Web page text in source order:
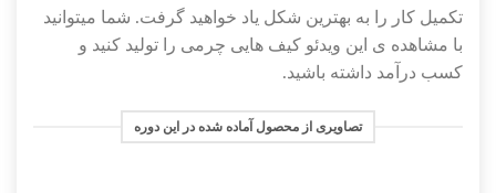
تکمیل کار را به بهترین شکل یاد خواهید گرفت. شما میتوانید
با مشاهده ی این ویدئو کیف هایی چرمی را تولید کنید و
کسب درآمد داشته باشید.
تصاویری از محصول آماده شده در این دوره